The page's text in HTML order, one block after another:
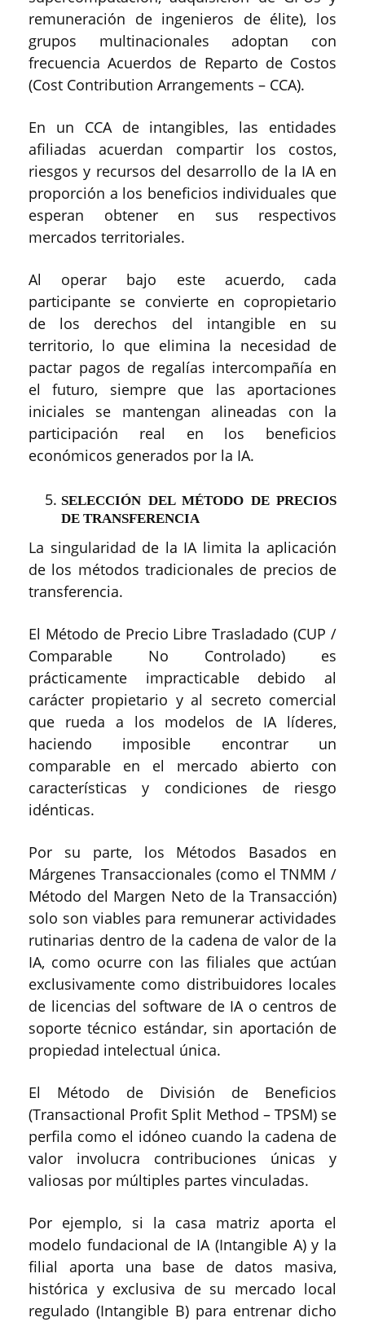
remuneración de ingenieros de élite), los
grupos multinacionales adoptan con
frecuencia Acuerdos de Reparto de Costos
(Cost Contribution Arrangements – CCA).
En un CCA de intangibles, las entidades
afiliadas acuerdan compartir los costos,
riesgos y recursos del desarrollo de la IA en
proporción a los beneficios individuales que
esperan obtener en sus respectivos
mercados territoriales.
Al operar bajo este acuerdo, cada
participante se convierte en copropietario
de los derechos del intangible en su
territorio, lo que elimina la necesidad de
pactar pagos de regalías intercompañía en
el futuro, siempre que las aportaciones
iniciales se mantengan alineadas con la
participación real en los beneficios
económicos generados por la IA.
SELECCIÓN DEL MÉTODO DE PRECIOS
DE TRANSFERENCIA
La singularidad de la IA limita la aplicación
de los métodos tradicionales de precios de
transferencia.
El Método de Precio Libre Trasladado (CUP /
Comparable No Controlado) es
prácticamente impracticable debido al
carácter propietario y al secreto comercial
que rueda a los modelos de IA líderes,
haciendo imposible encontrar un
comparable en el mercado abierto con
características y condiciones de riesgo
idénticas.
Por su parte, los Métodos Basados en
Márgenes Transaccionales (como el TNMM /
Método del Margen Neto de la Transacción)
solo son viables para remunerar actividades
rutinarias dentro de la cadena de valor de la
IA, como ocurre con las filiales que actúan
exclusivamente como distribuidores locales
de licencias del software de IA o centros de
soporte técnico estándar, sin aportación de
propiedad intelectual única.
El Método de División de Beneficios
(Transactional Profit Split Method – TPSM) se
perfila como el idóneo cuando la cadena de
valor involucra contribuciones únicas y
valiosas por múltiples partes vinculadas.
Por ejemplo, si la casa matriz aporta el
modelo fundacional de IA (Intangible A) y la
filial aporta una base de datos masiva,
histórica y exclusiva de su mercado local
regulado (Intangible B) para entrenar dicho